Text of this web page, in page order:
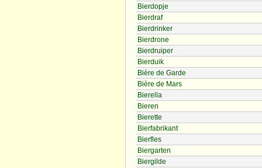
Bierdopje
Bierdraf
Bierdrinker
Bierdrone
Bierdruiper
Bierduik
Bière de Garde
Bière de Mars
Bierella
Bieren
Bierette
Bierfabrikant
Bierfles
Biergarten
Biergilde